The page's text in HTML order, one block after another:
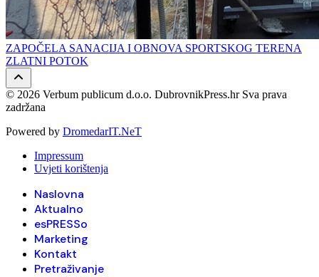
ZAPOČELA SANACIJA I OBNOVA SPORTSKOG TERENA
ZLATNI POTOK
© 2026 Verbum publicum d.o.o. DubrovnikPress.hr Sva prava
zadržana
Powered by DromedarIT.NeT
Impressum
Uvjeti korištenja
Naslovna
Aktualno
esPRESSo
Marketing
Kontakt
Pretraživanje